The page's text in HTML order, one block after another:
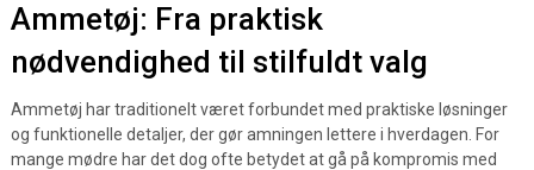
Ammetøj: Fra praktisk
nødvendighed til stilfuldt valg
Ammetøj har traditionelt været forbundet med praktiske løsninger
og funktionelle detaljer, der gør amningen lettere i hverdagen. For
mange mødre har det dog ofte betydet at gå på kompromis med